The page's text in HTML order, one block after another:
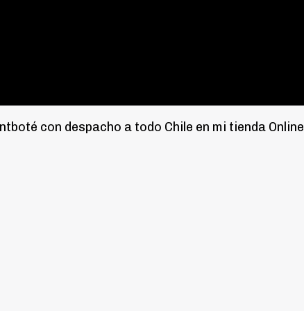
con despacho a todo Chile en mi tienda Online